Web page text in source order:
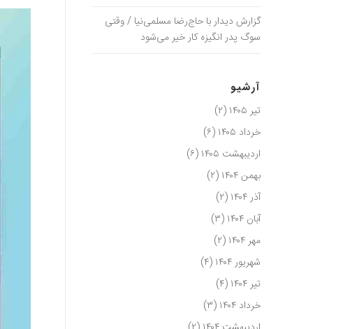
گزارش دیدار با حاج‌رضا مسلمی‌نیا / وقتی
سوگ پدر انگیزه کار خیر می‌شود
آرشیو
تیر ۱۴۰۵
(۲)
خرداد ۱۴۰۵
(۶)
اردیبهشت ۱۴۰۵
(۶)
بهمن ۱۴۰۴
(۲)
آذر ۱۴۰۴
(۲)
آبان ۱۴۰۴
(۳)
مهر ۱۴۰۴
(۲)
شهریور ۱۴۰۴
(۴)
تیر ۱۴۰۴
(۴)
خرداد ۱۴۰۴
(۳)